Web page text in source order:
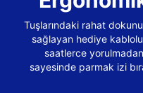
Tuşlarındaki rahat
sağlayan hediye
saatlerce
sayesinde parmak izi